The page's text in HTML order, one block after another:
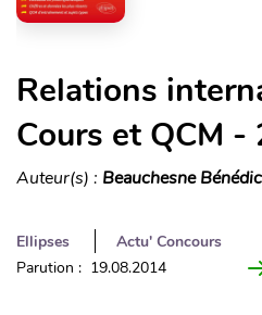
Relations
Cours et QCM -
Auteur(s) : Beauchesne
Ellipses
Actu' Concours
Parution : 19.08.2014